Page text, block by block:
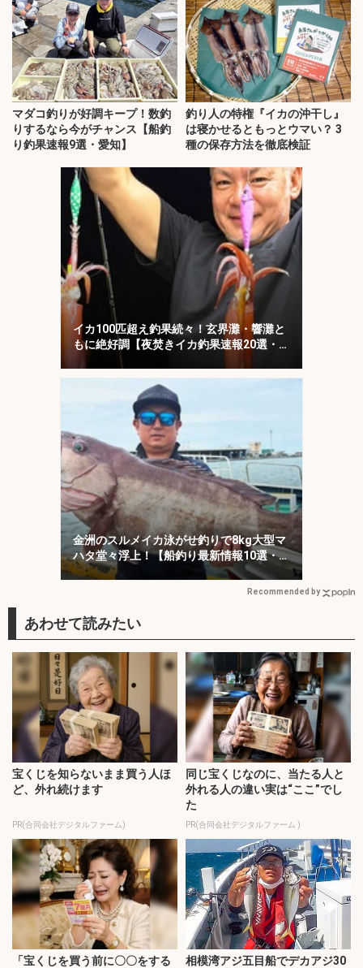
マダコ釣りが好調キープ！数釣
りするなら今がチャンス【船釣
り釣果速報9選・愛知】
釣り人の特権『イカの沖干し』
は寝かせるともっとウマい？ 3
種の保存方法を徹底検証
イカ100匹超え釣果続々！玄界灘・響灘と
もに絶好調【夜焚きイカ釣果速報20選・福
金洲のスルメイカ泳がせ釣りで8kg大型マ
ハタ堂々浮上！【船釣り最新情報10選・東
海】
Recommended by
宝くじを知らないまま買う人ほ
ど、外れ続けます
PR(合同会社デジタルファーム)
同じ宝くじなのに、当たる人と
外れる人の違い実は“ここ”でし
た
PR(合同会社デジタルファーム )
「宝くじを買う前に〇〇をする
相模湾アジ五目船でデカアジ30